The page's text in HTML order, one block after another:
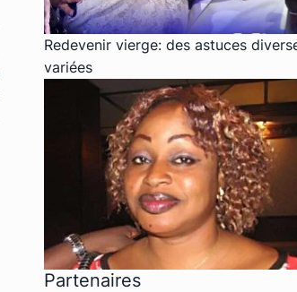
Redevenir vierge: des astuces
variées
Partenaires